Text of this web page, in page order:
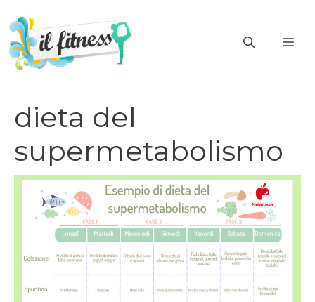
contenuto
dieta del
supermetabolismo